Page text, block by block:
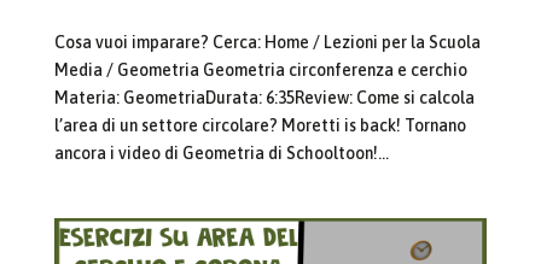
Cosa vuoi imparare? Cerca: Home / Lezioni per la Scuola
Media / Geometria Geometria circonferenza e cerchio
Materia: GeometriaDurata: 6:35Review: Come si calcola
l’area di un settore circolare? Moretti is back! Tornano
ancora i video di Geometria di Schooltoon!...